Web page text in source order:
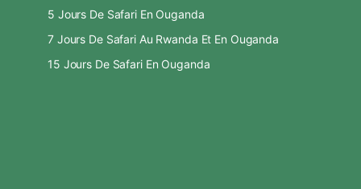
5 Jours De Safari En Ouganda
7 Jours De Safari Au Rwanda Et En Ouganda
15 Jours De Safari En Ouganda